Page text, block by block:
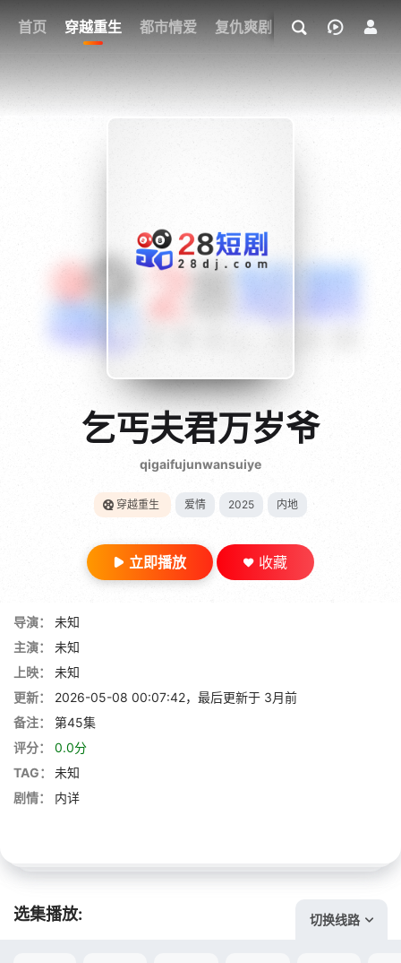
首页 穿越重生 都市情爱 复仇爽剧 玄幻武侠 奇幻
我的观影记录
{if condition="$obj.vod_points
28短剧
乞丐夫君万岁爷
qigaifujunwansuiye
穿越重生 爱情 2025 内地
立即播放 收藏
导演：
未知
主演：
未知
上映：
未知
更新：
2026-05-08 00:07:42，最后更新于 3月前
备注：
第45集
评分：
0.0分
TAG：
未知
剧情：
内详
选集播放: 切换线路